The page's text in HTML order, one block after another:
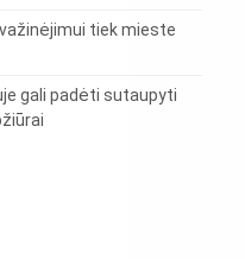
tiek mieste
gali padėti sutaupyti